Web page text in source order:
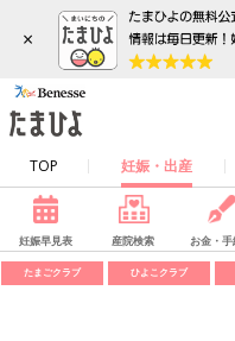
×
TOP 妊娠・出産
妊娠早見表 産院検索 お金・手
たまごクラブ ひよこクラブ